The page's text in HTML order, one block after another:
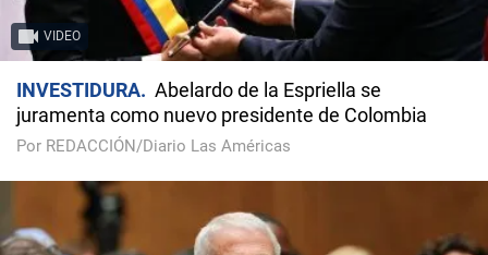
VIDEO
INVESTIDURA
Abelardo de la Espriella se
juramenta como nuevo presidente de Colombia
Por REDACCIÓN/Diario Las Américas